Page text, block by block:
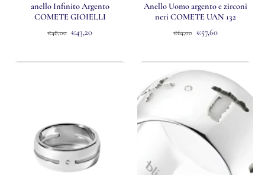
anello Infinito Argento
COMETE GIOIELLI
€48,00 €43,20
Anello Uomo argento e zirconi
neri COMETE UAN 132
€64,00 €57,60